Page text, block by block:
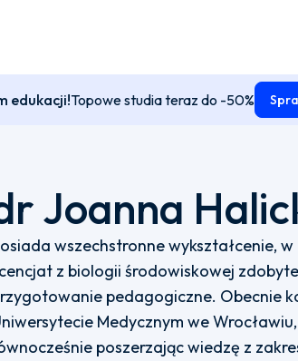
edukacji!Topowe studia teraz do -50%
Joanna
wszechstronne wykształcenie,
z biologii środowiskowej
pedagogiczne. Obecnie
Medycznym we
poszerzając wiedzę z